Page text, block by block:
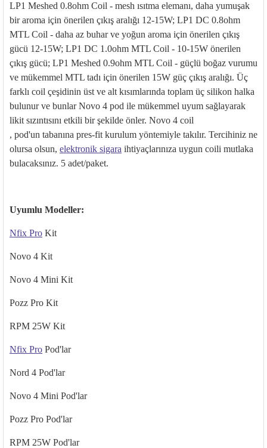
LP1 Meshed 0.8ohm Coil - mesh ısıtma elemanı, daha yumuşak
bir aroma için önerilen çıkış aralığı 12-15W; LP1 DC 0.8ohm
MTL Coil - daha az buhar ve yoğun aroma için önerilen çıkış
gücü 12-15W; LP1 DC 1.0ohm MTL Coil - 10-15W önerilen
çıkış gücü; LP1 Meshed 0.9ohm MTL Coil - güçlü boğaz vurumu
ve mükemmel MTL tadı için önerilen 15W güç çıkış aralığı. Üç
farklı coil çeşidinin üst ve alt kısımlarında toplam üç silikon halka
bulunur ve bunlar Novo 4 pod ile mükemmel uyum sağlayarak
likit sızıntısını etkili bir şekilde önler. Novo 4 coil
, pod'un tabanına pres-fit kurulum yöntemiyle takılır. Tercihiniz ne
olursa olsun, elektronik sigara ihtiyaçlarınıza uygun coili mutlaka
bulacaksınız. 5 adet/paket.
Uyumlu Modeller:
Nfix Pro Kit
Novo 4 Kit
Novo 4 Mini Kit
Pozz Pro Kit
RPM 25W Kit
Nfix Pro Pod'lar
Nord 4 Pod'lar
Novo 4 Mini Pod'lar
Pozz Pro Pod'lar
RPM 25W Pod'lar